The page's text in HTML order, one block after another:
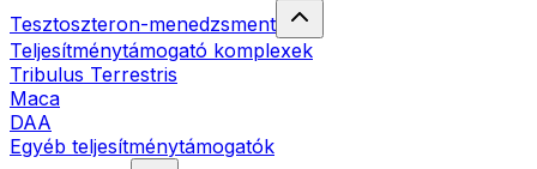
Tesztoszteron-menedzsment
Teljesítménytámogató komplexek
Tribulus Terrestris
Maca
DAA
Egyéb teljesítménytámogatók